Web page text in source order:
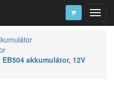
akkumulátor, 12V